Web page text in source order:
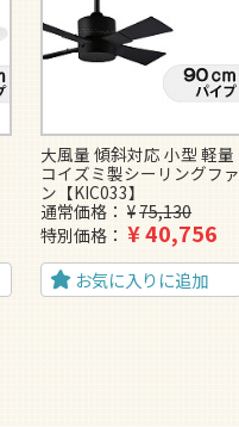
大風量 傾斜対応 小型 軽量
コイズミ製シーリングファ
ン【KIC033】
通常価格
¥75,130
特別価格
¥40,756
お気に入りに追加